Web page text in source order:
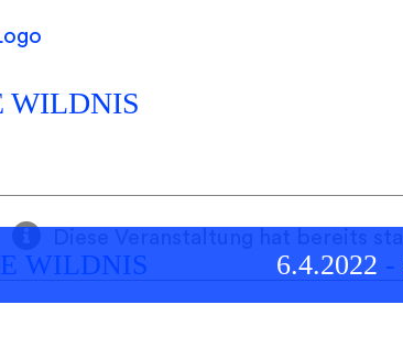
WILDNIS
WILDNIS 6.4.2022 -